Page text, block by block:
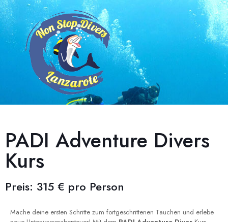
PADI Adventure Divers
Kurs
Preis: 315 € pro Person
Mache deine ersten Schritte zum fortgeschrittenen Tauchen und erlebe